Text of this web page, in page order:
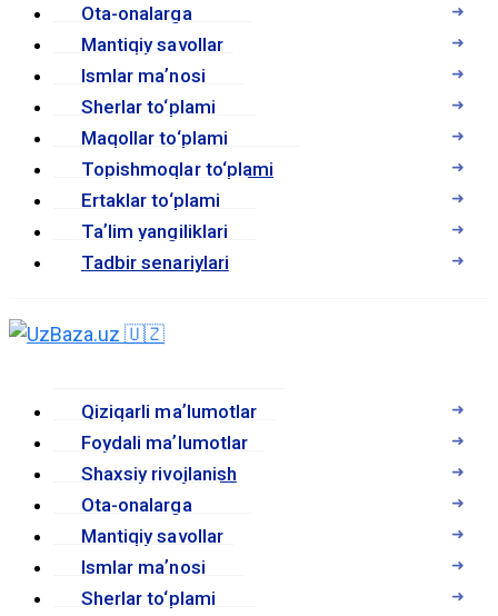
Ota-onalarga
Mantiqiy savollar
Ismlar maʼnosi
Sherlar to‘plami
Maqollar to‘plami
Topishmoqlar to‘plami
Ertaklar to‘plami
Taʼlim yangiliklari
Tadbir senariylari
Qiziqarli maʼlumotlar
Foydali maʼlumotlar
Shaxsiy rivojlanish
Ota-onalarga
Mantiqiy savollar
Ismlar maʼnosi
Sherlar to‘plami